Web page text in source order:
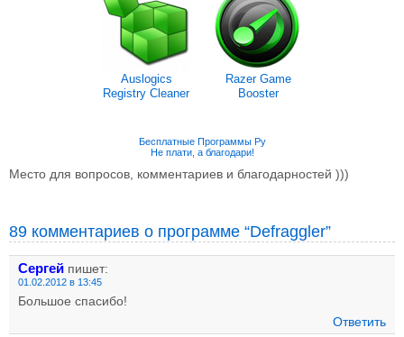
Auslogics
Registry Cleaner
Razer Game
Booster
Бесплатные Программы Ру
Не плати, а благодари!
Место для вопросов, комментариев и благодарностей )))
89 комментариев о программе “Defraggler”
Сергей пишет:
01.02.2012 в 13:45
Большое спасибо!
Ответить